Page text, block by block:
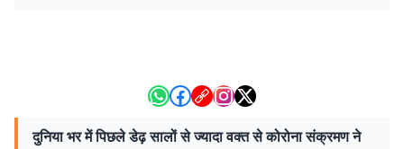
दुनिया भर में पिछले डेढ़ सालों से ज्यादा वक्त से कोरोना संक्रमण ने